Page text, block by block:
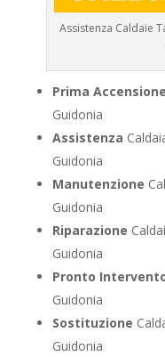
Assistenza Caldaie
Prima Accensione
Guidonia
Assistenza
Guidonia
Manutenzione
Guidonia
Riparazione
Guidonia
Pronto
Guidonia
Sostituzione
Guidonia